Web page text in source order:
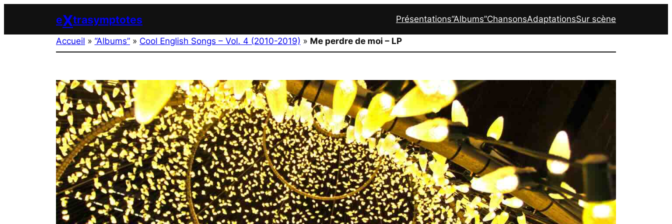
contenu
eXtrasymptotes Présentations“Albums”ChansonsAdaptationsSur scène
Accueil » “Albums” » Cool English Songs – Vol. 4 (2010-2019) » Me perdre de moi – LP